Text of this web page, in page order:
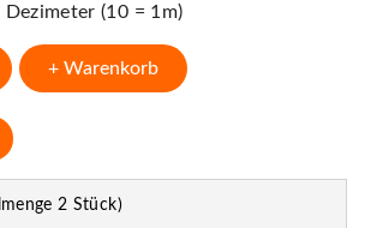
Dezimeter (10 = 1m)
+ Warenkorb
2 Stück)